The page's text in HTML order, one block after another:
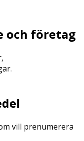
och företag
vill prenumerera